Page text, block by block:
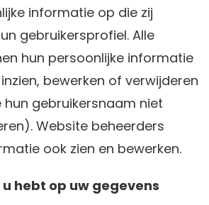
informatie op die zij
gebruikersprofiel. Alle
hun persoonlijke informatie
bewerken of verwijderen
gebruikersnaam niet
Website beheerders
ook zien en bewerken.
hebt op uw gegevens